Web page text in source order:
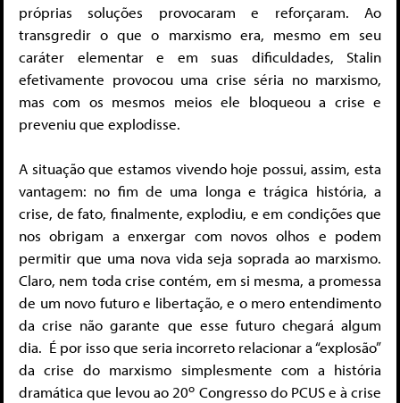
próprias soluções provocaram e reforçaram. Ao
transgredir o que o marxismo era, mesmo em seu
caráter elementar e em suas dificuldades, Stalin
efetivamente provocou uma crise séria no marxismo,
mas com os mesmos meios ele bloqueou a crise e
preveniu que explodisse.
A situação que estamos vivendo hoje possui, assim, esta
vantagem: no fim de uma longa e trágica história, a
crise, de fato, finalmente, explodiu, e em condições que
nos obrigam a enxergar com novos olhos e podem
permitir que uma nova vida seja soprada ao marxismo.
Claro, nem toda crise contém, em si mesma, a promessa
de um novo futuro e libertação, e o mero entendimento
da crise não garante que esse futuro chegará algum
dia. É por isso que seria incorreto relacionar a “explosão”
da crise do marxismo simplesmente com a história
dramática que levou ao 20o Congresso do PCUS e à crise